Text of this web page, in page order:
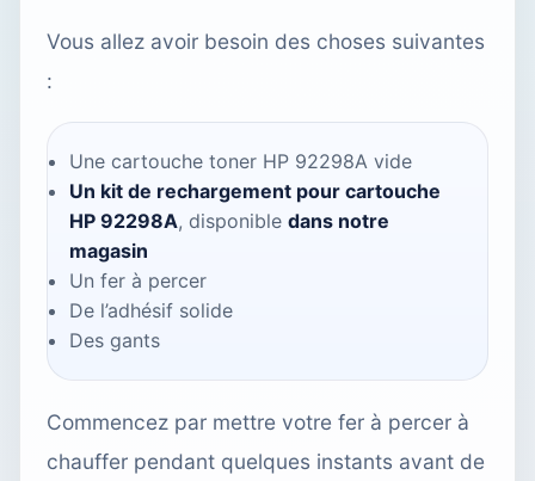
Vous allez avoir besoin des choses suivantes
:
Une cartouche toner HP 92298A vide
Un kit de rechargement pour cartouche
HP 92298A, disponible dans notre
magasin
Un fer à percer
De l’adhésif solide
Des gants
Commencez par mettre votre fer à percer à
chauffer pendant quelques instants avant de